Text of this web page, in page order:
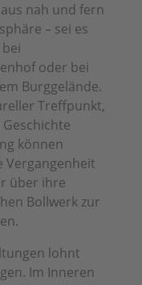
nah und fern
– sei es
oder bei
Burggelände.
Treffpunkt,
können
Vergangenheit
über ihre
Bollwerk zur
lohnt
Im Inneren